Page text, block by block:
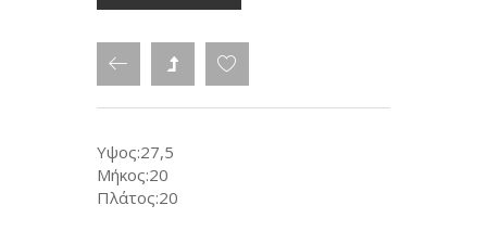
Υψος:27,5
Μήκος:20
Πλάτος:20